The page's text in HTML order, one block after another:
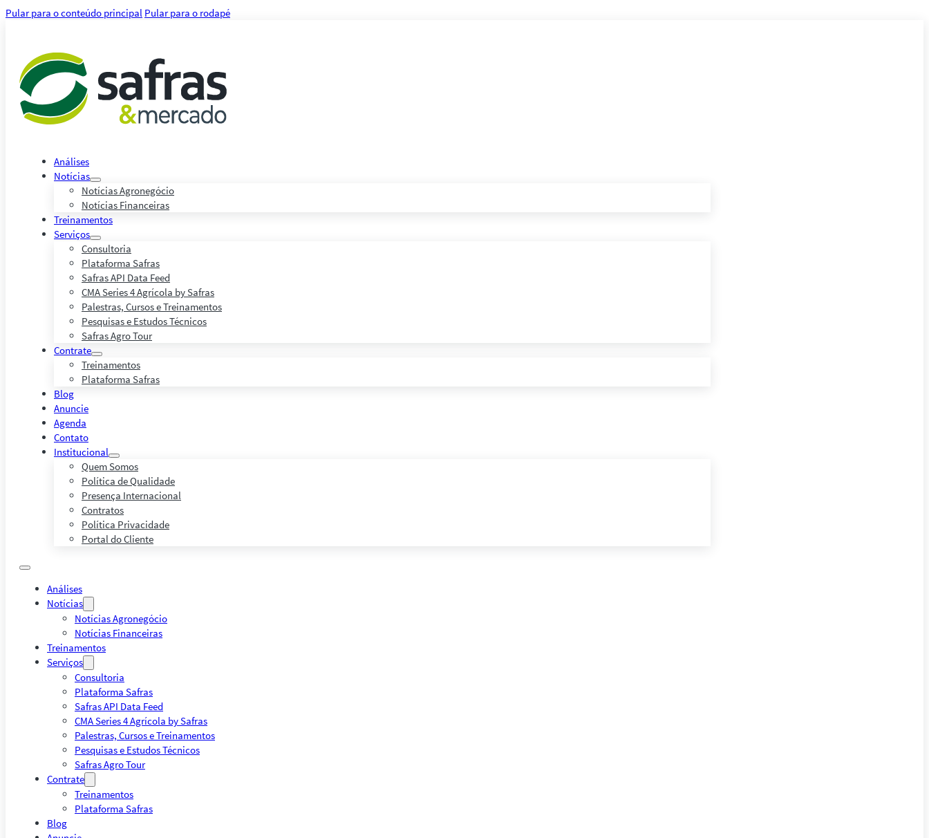
Pular para o conteúdo principal Pular para o rodapé
Análises
Notícias
Notícias Agronegócio
Notícias Financeiras
Treinamentos
Serviços
Consultoria
Plataforma Safras
Safras API Data Feed
CMA Series 4 Agrícola by Safras
Palestras, Cursos e Treinamentos
Pesquisas e Estudos Técnicos
Safras Agro Tour
Contrate
Treinamentos
Plataforma Safras
Blog
Anuncie
Agenda
Contato
Institucional
Quem Somos
Política de Qualidade
Presença Internacional
Contratos
Política Privacidade
Portal do Cliente
Análises
Notícias
Notícias Agronegócio
Notícias Financeiras
Treinamentos
Serviços
Consultoria
Plataforma Safras
Safras API Data Feed
CMA Series 4 Agrícola by Safras
Palestras, Cursos e Treinamentos
Pesquisas e Estudos Técnicos
Safras Agro Tour
Contrate
Treinamentos
Plataforma Safras
Blog